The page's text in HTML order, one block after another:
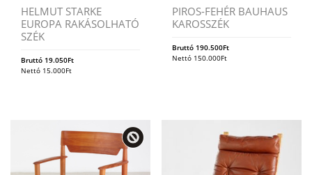
HELMUT STARKE
EUROPA RAKÁSOLHATÓ
SZÉK
Bruttó 19.050Ft
Nettó 15.000Ft
PIROS-FEHÉR BAUHAUS
KAROSSZÉK
Bruttó 190.500Ft
Nettó 150.000Ft